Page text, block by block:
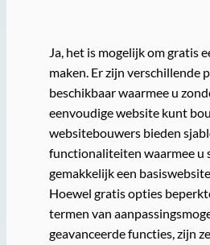
Ja, het is mogelijk om gratis
maken. Er zijn verschillende
beschikbaar waarmee u
eenvoudige website kunt
websitebouwers bieden
functionaliteiten waarmee u
gemakkelijk een
Hoewel gratis opties
termen van
geavanceerde functies, zijn